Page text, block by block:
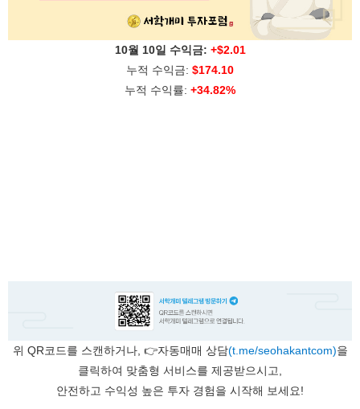
10월 10일 수익금: +$2.01
누적 수익금: $174.10
누적 수익률: +34.82%
위 QR코드를 스캔하거나, 👉자동매매 상담(t.me/seohakantcom)을
클릭하여 맞춤형 서비스를 제공받으시고,
안전하고 수익성 높은 투자 경험을 시작해 보세요!